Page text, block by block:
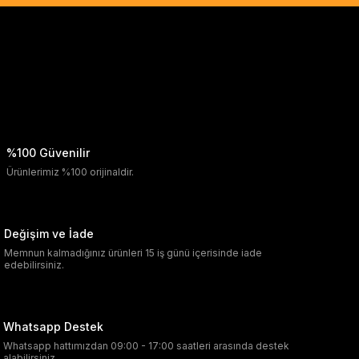
%100 Güvenilir
Ürünlerimiz %100 orijinaldir.
Değişim ve İade
Memnun kalmadığınız ürünleri 15 iş günü içerisinde iade
edebilirsiniz.
Whatsapp Destek
Whatsapp hattımızdan 09:00 - 17:00 saatleri arasında destek